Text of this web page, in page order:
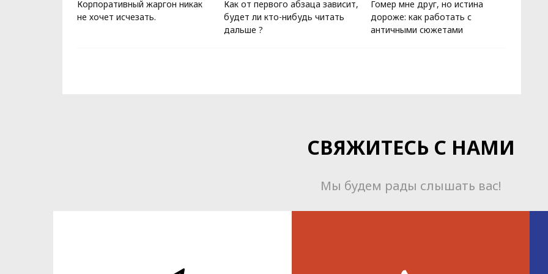
Корпоративный жаргон никак
не хочет исчезать.
Как от первого абзаца зависит,
будет ли кто-нибудь читать
дальше ?
Гомер мне друг, но истина
дороже: как работать с
античными сюжетами
СВЯЖИТЕСЬ С НАМИ
Мы будем рады слышать вас!